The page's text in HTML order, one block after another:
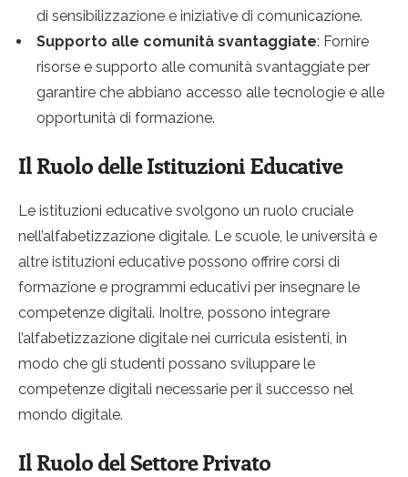
di sensibilizzazione e iniziative di comunicazione.
Supporto alle comunità svantaggiate: Fornire
risorse e supporto alle comunità svantaggiate per
garantire che abbiano accesso alle tecnologie e alle
opportunità di formazione.
Il Ruolo delle Istituzioni Educative
Le istituzioni educative svolgono un ruolo cruciale
nell’alfabetizzazione digitale. Le scuole, le università e
altre istituzioni educative possono offrire corsi di
formazione e programmi educativi per insegnare le
competenze digitali. Inoltre, possono integrare
l’alfabetizzazione digitale nei curricula esistenti, in
modo che gli studenti possano sviluppare le
competenze digitali necessarie per il successo nel
mondo digitale.
Il Ruolo del Settore Privato